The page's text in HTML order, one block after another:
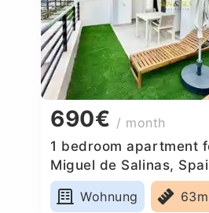
690€ / month
1 bedroom apartment
Miguel de Salinas,
Wohnung